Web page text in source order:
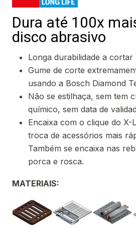
Dura até 100x
disco abrasivo
Longa durabilidade a cortar
Gume de corte
usando a Bosch Diamond
Não se estilhaça, sem tem
químico, sem data de
Encaixa com o clique do X-
troca de acessórios mais
Também se encaixa nas
porca e rosca.
MATERIAIS: